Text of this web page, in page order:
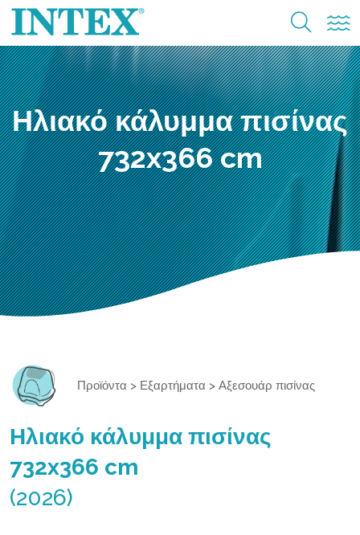
Ηλιακό κάλυμμα πισίνας
732x366 cm
Προϊόντα > Εξαρτήματα > Αξεσουάρ πισίνας
Ηλιακό κάλυμμα πισίνας
732x366 cm
(2026)